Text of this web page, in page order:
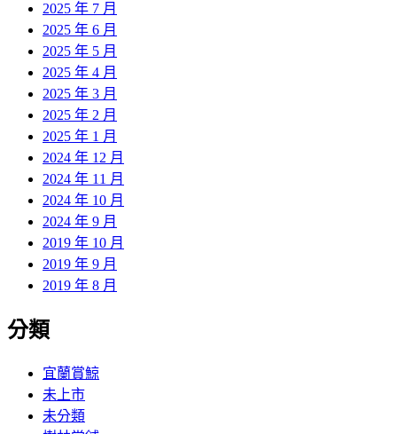
2025 年 7 月
2025 年 6 月
2025 年 5 月
2025 年 4 月
2025 年 3 月
2025 年 2 月
2025 年 1 月
2024 年 12 月
2024 年 11 月
2024 年 10 月
2024 年 9 月
2019 年 10 月
2019 年 9 月
2019 年 8 月
分類
宜蘭賞鯨
未上市
未分類